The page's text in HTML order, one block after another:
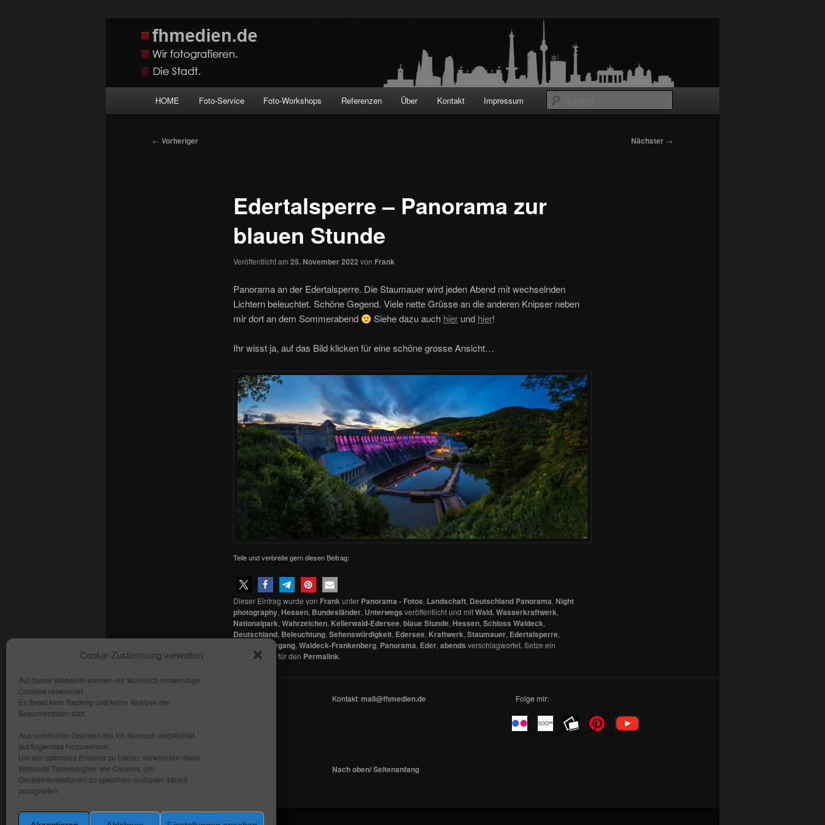
Cookie-Zustimmung verwalten
Auf dieser Webseite werden nur technisch notwendige
Cookies verwendet.
Es findet kein Tracking und keine Analyse der
Besucherdaten statt.
Aus rechtlichen Gründen bin ich dennoch verpflichtet,
auf folgendes hinzuweisen:
Um ein optimales Erlebnis zu bieten, verwenden diese
Webseite Technologien wie Cookies, um
Geräteinformationen zu speichern und/oder darauf
zuzugreifen.
fhmedien.de
Wir fotografieren die Hauptstadt!
HOME Foto-Service Foto-Workshops Referenzen Über Kontakt Impressum
Beitragsnavigation
← Vorheriger Nächster →
Edertalsperre – Panorama zur
blauen Stunde
Veröffentlicht am 25. November 2022 von Frank
Panorama an der Edertalsperre. Die Staumauer wird jeden Abend mit wechselnden
Lichtern beleuchtet. Schöne Gegend. Viele nette Grüsse an die anderen Knipser neben
mir dort an dem Sommerabend
Siehe dazu auch hierund hier!
Ihr wisst ja, auf das Bild klicken für eine schöne grosse Ansicht…
Teile und verbreite gern diesen Beitrag:
Dieser Eintrag wurde von Frankunter Panorama - Fotos, Landschaft, Deutschland Panorama, Night
photography, Hessen, Bundesländer, Unterwegs veröffentlicht und mitWald, Wasserkraftwerk,
Nationalpark, Wahrzeichen, Kellerwald-Edersee, blaue Stunde, Hessen, Schloss Waldeck,
Deutschland, Beleuchtung, Sehenswürdigkeit, Edersee, Kraftwerk, Staumauer, Edertalsperre,
Sonnenuntergang, Waldeck-Frankenberg, Panorama, Eder, abends verschlagwortet. Setze ein
Lesezeichen für den Permalink.
Copyright: fhmedien.de 2012 - 2026
Kontakt
Datenschutzerklärung
Impressum
Kontakt:mail@fhmedien.de
Nach oben/ Seitenanfang
Folge mir:
_ _ _ _ _ _